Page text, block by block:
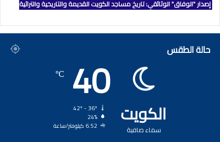
إصدار "الوفاق" الوثائقي: تاريخ مساجد الكويت القديمة والتاريخية والتراثية
حالة الطقس
الكويت
سماء صافية
40
℃
24%
6.52 كيلومتر/ساعة